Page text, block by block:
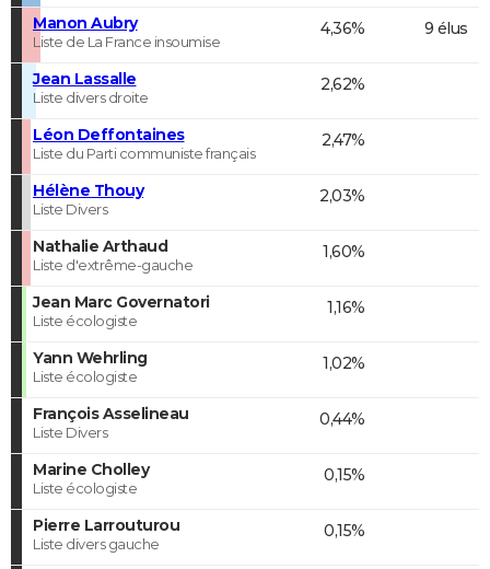
Manon Aubry
Liste de La France insoumise
4,36% 9 élus
Jean Lassalle
Liste divers droite
2,62%
Léon Deffontaines
Liste du Parti communiste français
2,47%
Hélène Thouy
Liste Divers
2,03%
Nathalie Arthaud
Liste d'extrême-gauche
1,60%
Jean Marc Governatori
Liste écologiste
1,16%
Yann Wehrling
Liste écologiste
1,02%
François Asselineau
Liste Divers
0,44%
Marine Cholley
Liste écologiste
0,15%
Pierre Larrouturou
Liste divers gauche
0,15%